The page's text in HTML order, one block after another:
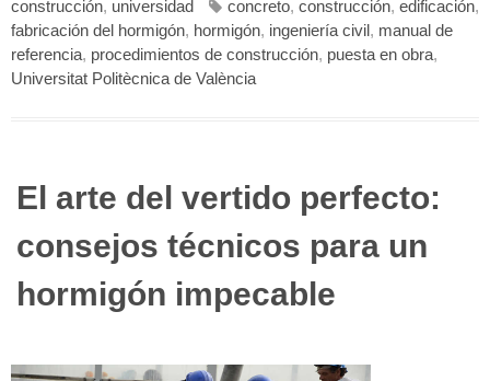
construcción, universidad concreto, construcción, edificación,
fabricación del hormigón, hormigón, ingeniería civil , manual de
referencia, procedimientos de construcción, puesta en obra,
Universitat Politècnica de València
El arte del vertido perfecto:
consejos técnicos para un
hormigón impecable